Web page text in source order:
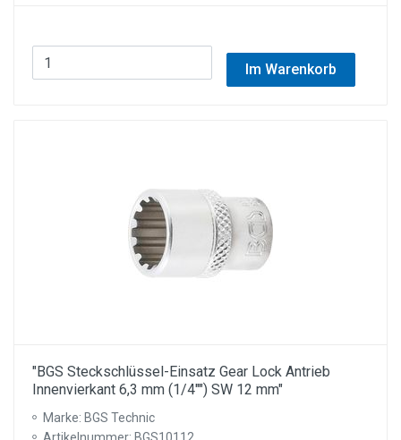
Im Warenkorb
"BGS Steckschlüssel-Einsatz Gear Lock Antrieb
Innenvierkant 6,3 mm (1/4"") SW 12 mm"
Marke: BGS Technic